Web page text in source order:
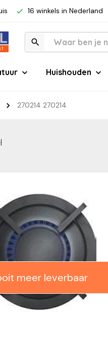
16 winkels in Nederland
Huishouden
270214 270214
meer leverbaar